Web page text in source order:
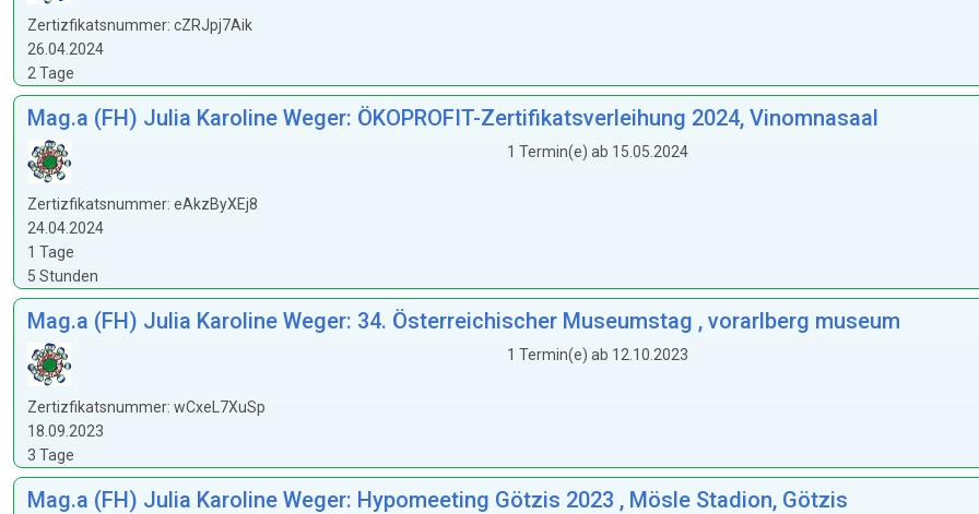
Zertizfikatsnummer: cZRJpj7Aik
26.04.2024
2 Tage
Mag.a (FH) Julia Karoline Weger: ÖKOPROFIT-Zertifikatsverleihung 2024, Vinomnasaal
Zertizfikatsnummer: eAkzByXEj8
24.04.2024
1 Tage
5 Stunden
1 Termin(e) ab 15.05.2024
Mag.a (FH) Julia Karoline Weger: 34. Österreichischer Museumstag , vorarlberg museum
Zertizfikatsnummer: wCxeL7XuSp
18.09.2023
3 Tage
1 Termin(e) ab 12.10.2023
Mag.a (FH) Julia Karoline Weger: Hypomeeting Götzis 2023 , Mösle Stadion, Götzis